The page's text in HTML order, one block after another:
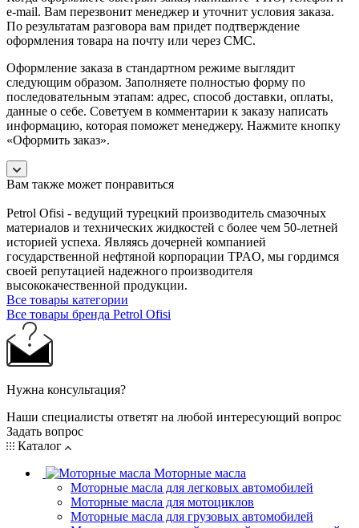
e-mail. Вам перезвонит менеджер и уточнит условия заказа.
По результатам разговора вам придет подтверждение
оформления товара на почту или через СМС.
Оформление заказа в стандартном режиме выглядит
следующим образом. Заполняете полностью форму по
последовательным этапам: адрес, способ доставки, оплаты,
данные о себе. Советуем в комментарии к заказу написать
информацию, которая поможет менеджеру. Нажмите кнопку
«Оформить заказ».
Вам также может понравиться
Petrol Ofisi - ведущий турецкий производитель смазочных
материалов и технических жидкостей с более чем 50-летней
историей успеха. Являясь дочерней компанией
государственной нефтяной корпорации TPAO, мы гордимся
своей репутацией надежного производителя
высококачественной продукции.
Все товары категории
Все товары бренда Petrol Ofisi
Нужна консультация?
Наши специалисты ответят на любой интересующий вопрос
Задать вопрос
Каталог
Моторные масла
Моторные масла для легковых автомобилей
Моторные масла для мотоциклов
Моторные масла для грузовых автомобилей